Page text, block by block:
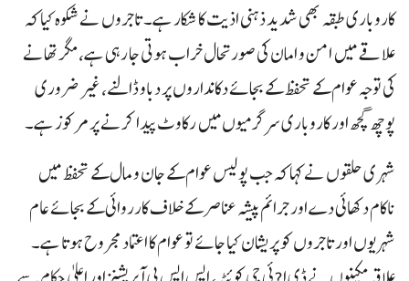
کاروباری طبقہ بھی شدید ذہنی اذیت کا شکار ہے۔ تاجروں نے شکوہ کیا کہ
علاقے میں امن و امان کی صورتحال خراب ہوتی جا رہی ہے، مگر تھانے
کی توجہ عوام کے تحفظ کے بجائے دکانداروں پر دباو ڈالنے، غیر ضروری
پوچھ گچھ اور کاروباری سرگرمیوں میں رکاوٹ پیدا کرنے پر مرکوز ہے۔
شہری حلقوں نے کہا کہ جب پولیس عوام کے جان و مال کے تحفظ میں
ناکام دکھائی دے اور جرائم پیشہ عناصر کے خلاف کارروائی کے بجائے عام
شہریوں اور تاجروں کو پریشان کیا جائے تو عوام کا اعتماد مجروح ہوتا ہے۔